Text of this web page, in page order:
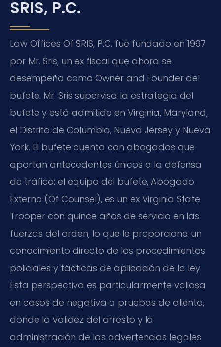
SRIS, P.C.
Law Offices Of SRIS, P.C. fue fundado en 1997
por Mr. Sris, un ex fiscal que ahora se
desempeña como Owner and Founder del
bufete. Mr. Sris supervisa la estrategia del
bufete y está admitido en Virginia, Maryland,
el Distrito de Columbia, Nueva Jersey y Nueva
York. El bufete cuenta con abogados que
aportan antecedentes únicos a la defensa
de tráfico: el equipo del bufete, Abogado
Externo (Of Counsel), es un ex Virginia State
Trooper con quince años de servicio en las
fuerzas del orden, lo que le proporciona un
conocimiento directo de los procedimientos
policiales y tácticas de aplicación de la ley.
Esta perspectiva es particularmente valiosa
en casos de negativa a pruebas de aliento,
donde la validez del arresto y la
administración de las advertencias legales